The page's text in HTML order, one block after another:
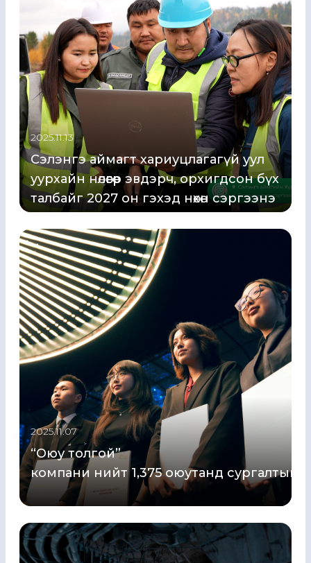
2025.11.13
Сэлэнгэ аймагт хариуцлагагүй уул
уурхайн нөлөөгөөр эвдэрч, орхигдсон бүх
талбайг 2027 он гэхэд нөхөн сэргээнэ
2025.11.07
“Оюу толгой”
компани нийт 1,375 оюутанд сургалтын